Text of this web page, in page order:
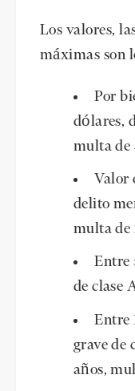
Los valores,
máximas son
Por
dólares,
multa de
Valor
delito
multa de
Entre
de clase
Entre
grave de
años,